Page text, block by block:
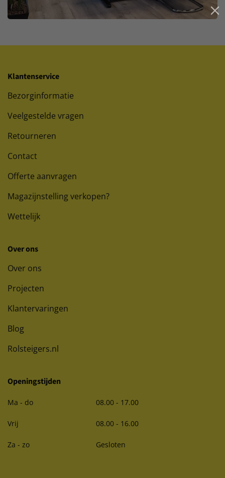
Klantenservice
Bezorginformatie
Veelgestelde vragen
Retourneren
Contact
Offerte aanvragen
Magazijnstelling verkopen?
Wettelijk
Over ons
Over ons
Projecten
Klantervaringen
Blog
Rolsteigers.nl
Openingstijden
Ma - do 08.00 - 17.00
Vrij 08.00 - 16.00
Za - zo Gesloten